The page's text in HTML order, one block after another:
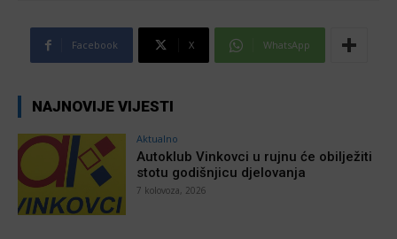
Facebook X WhatsApp
NAJNOVIJE VIJESTI
Aktualno
Autoklub Vinkovci u rujnu će obilježiti
stotu godišnjicu djelovanja
7 kolovoza, 2026